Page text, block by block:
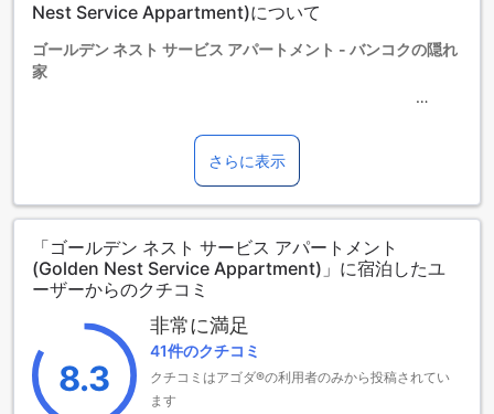
【ご注意】6部屋以上をご予約の場合は、異なるご予約条件や
Nest Service Appartment)について
ゴールデン ネスト サービス アパートメント - バンコクの隠れ
家
バンコクの中心に位置するゴールデン ネスト サービス アパー
トメントは、洗練された4つ星の宿泊施設で、快適さと便利さ
を兼ね備えた理想的な滞在先です。空港からわずか10分の距
離にあり、観光やビジネスの拠点としても最適です。全39室
の客室は、モダンなインテリアと充実した設備を備え、訪れ
るゲストに心地よい空間を提供します。
チェックアウトは正午12時まで可能で、ゆったりとした朝を
楽しむことができます。ただし、当ホテルの子供ポリシーに
より、お子様の宿泊は無料ではなく、追加料金が発生する場
合がありますのでご注意ください。ゴールデン ネスト サービ
ス アパートメントで、バンコクの魅力を存分に体験してくだ
さい。
さらに表示
「ゴールデン ネスト サービス アパートメント
(Golden Nest Service Appartment)」に宿泊したユ
ーザーからのクチコミ
8.3
非常に満足
41件のクチコミ
クチコミはアゴダ®の利用者のみから投稿されてい
ます